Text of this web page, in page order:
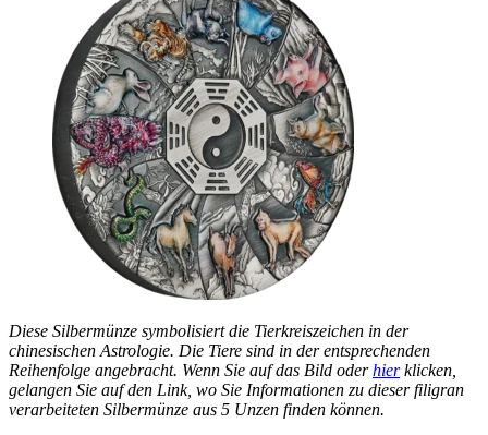
Diese Silbermünze symbolisiert die Tierkreiszeichen in der
chinesischen Astrologie. Die Tiere sind in der entsprechenden
Reihenfolge angebracht. Wenn Sie auf das Bild oderhierklicken,
gelangen Sie auf den Link, wo Sie Informationen zu dieser filigran
verarbeiteten Silbermünze aus 5 Unzen finden können.